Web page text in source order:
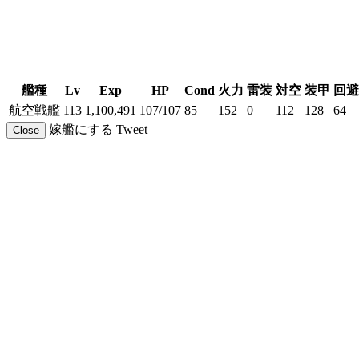
艦種 Lv Exp HP Cond 火力 雷装 対空 装甲 回避
航空戦艦 113 1,100,491 107/107 85 152 0 112 128 64
Close 嫁艦にする Tweet